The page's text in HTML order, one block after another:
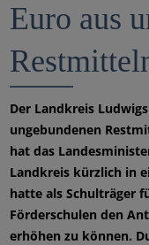
Euro aus
Der Landkreis
ungebundenen
hat das
Landkreis kürzlich in
hatte als Schulträger
Förderschulen den
erhöhen zu können.